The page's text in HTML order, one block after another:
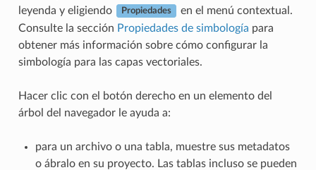
leyenda y eligiendo
Propiedades
en el menú contextual.
Consulte la sección Propiedades de simbología para
obtener más información sobre cómo configurar la
simbología para las capas vectoriales.
Hacer clic con el botón derecho en un elemento del
árbol del navegador le ayuda a:
para un archivo o una tabla, muestre sus metadatos
o ábralo en su proyecto. Las tablas incluso se pueden